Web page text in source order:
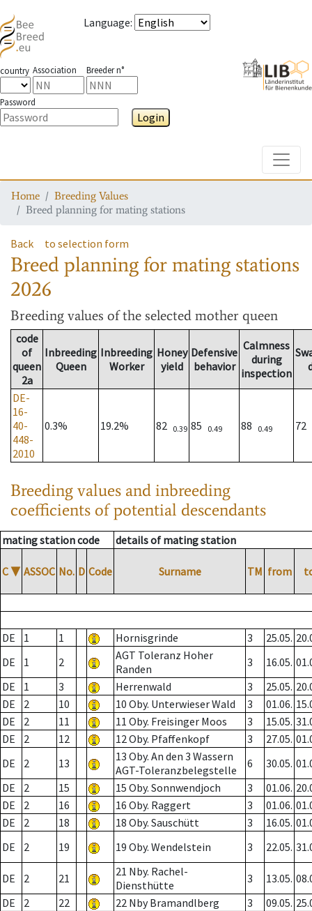
Language:
country Association Breeder n°
Password
Login
Home
Breeding Values
Breed planning for mating stations
Back to selection form
Breed planning for mating stations
2026
Breeding values of the selected mother queen
code
of
queen
2a
Inbreeding
Queen
Inbreeding
Worker
Honey
yield
Defensive
behavior
Calmness
during
inspection
DE-
16-
40-
448-
2010
0.3% 19.2% 82 0.39 85 0.49 88 0.49 72
Breeding values and inbreeding
coefficients of potential descendants
mating station code details of mating station
C ▼ ASSOC No. D Code Surname TM from
DE 1 1 Hornisgrinde 3 25.05.
DE
1 2
AGT Toleranz Hoher
Randen
3 16.05.
DE
1 3 Herrenwald 3 25.05.
DE
2 10 10 Oby. Unterwieser Wald 3 01.06.
DE
2 11 11 Oby. Freisinger Moos 3 15.05.
DE
2 12 12 Oby. Pfaffenkopf 3 27.05.
DE
2 13
13 Oby. An den 3 Wassern
AGT-Toleranzbelegstelle
6 30.05.
DE
2 15 15 Oby. Sonnwendjoch 3 01.06.
DE
2 16 16 Oby. Raggert 3 01.06.
DE
2 18 18 Oby. Sauschütt 3 16.05.
DE
2 19 19 Oby. Wendelstein 3 22.05.
DE 2 21
21 Nby. Rachel-
Diensthütte
3 13.05.
DE
2 22 22 Nby Bramandlberg 3 09.05.